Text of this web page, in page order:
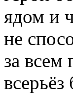
ядом и
не
за
всерьёз